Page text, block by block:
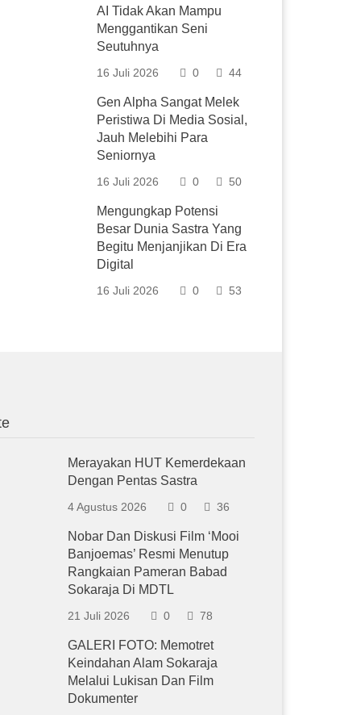
AI Tidak Akan Mampu
Menggantikan Seni
Seutuhnya
16 Juli 2026 0 44
Gen Alpha Sangat Melek
Peristiwa Di Media Sosial,
Jauh Melebihi Para
Seniornya
16 Juli 2026 0 50
Mengungkap Potensi
Besar Dunia Sastra Yang
Begitu Menjanjikan Di Era
Digital
16 Juli 2026 0 53
Merayakan HUT Kemerdekaan
Dengan Pentas Sastra
4 Agustus 2026 0 36
Nobar Dan Diskusi Film ‘Mooi
Banjoemas’ Resmi Menutup
Rangkaian Pameran Babad
Sokaraja Di MDTL
21 Juli 2026 0 78
GALERI FOTO: Memotret
Keindahan Alam Sokaraja
Melalui Lukisan Dan Film
Dokumenter